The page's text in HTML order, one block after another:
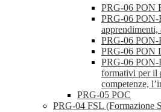
PRG-06 PON
PRG-06 PON-
apprendimenti,
PRG-06
PRG-06
PRG-06 PON-
formativi per il
competenze,
PRG-05 POC
PRG-04 FSL (Formazione